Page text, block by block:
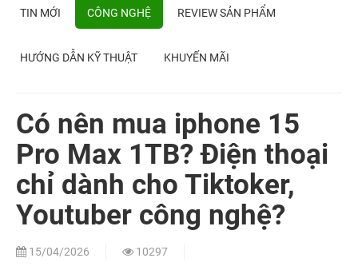
TIN MỚI CÔNG NGHỆ REVIEW SẢN PHẨM
HƯỚNG DẪN KỸ THUẬT KHUYẾN MÃI
Có nên mua iphone 15
Pro Max 1TB? Điện thoại
chỉ dành cho Tiktoker,
Youtuber công nghệ?
15/04/2026 10297